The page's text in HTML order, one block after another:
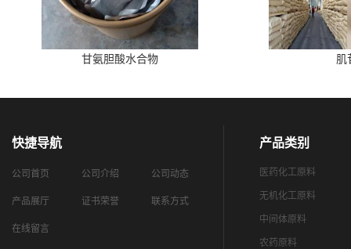
甘氨胆酸水合物 肌
快捷导航
公司首页 公司介绍 公司动态
产品展厅 证书荣誉 联系方式
在线留言
产品类别
医药化工原料
无机化工原料
中间体原料
农药原料